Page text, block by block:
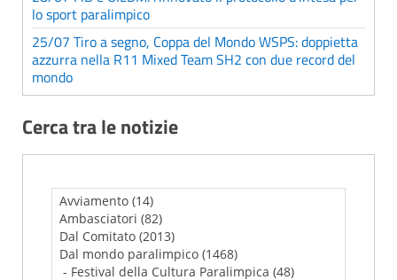
lo sport paralimpico
25/07 Tiro a segno, Coppa del Mondo WSPS: doppietta
azzurra nella R11 Mixed Team SH2 con due record del
mondo
Cerca tra le notizie